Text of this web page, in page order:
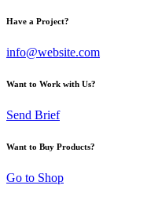
Have a Project?
info@website.com
Want to Work with Us?
Send Brief
Want to Buy Products?
Go to Shop